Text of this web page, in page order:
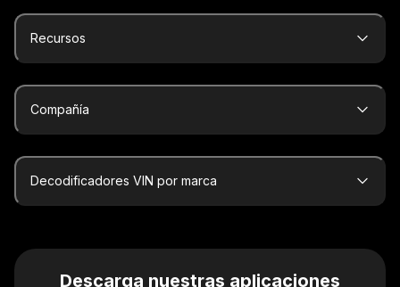
Recursos
Compañía
Decodificadores VIN por marca
Descarga nuestras aplicaciones